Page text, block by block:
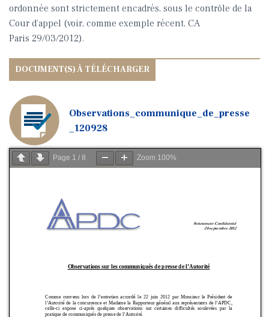
ordonnée sont strictement encadrés, sous le contrôle de la
Cour d’appel (voir, comme exemple récent, CA
Paris 29/03/2012).
Observations_communique_de_presse
_120928
Page 1 / 8 Zoom 100%